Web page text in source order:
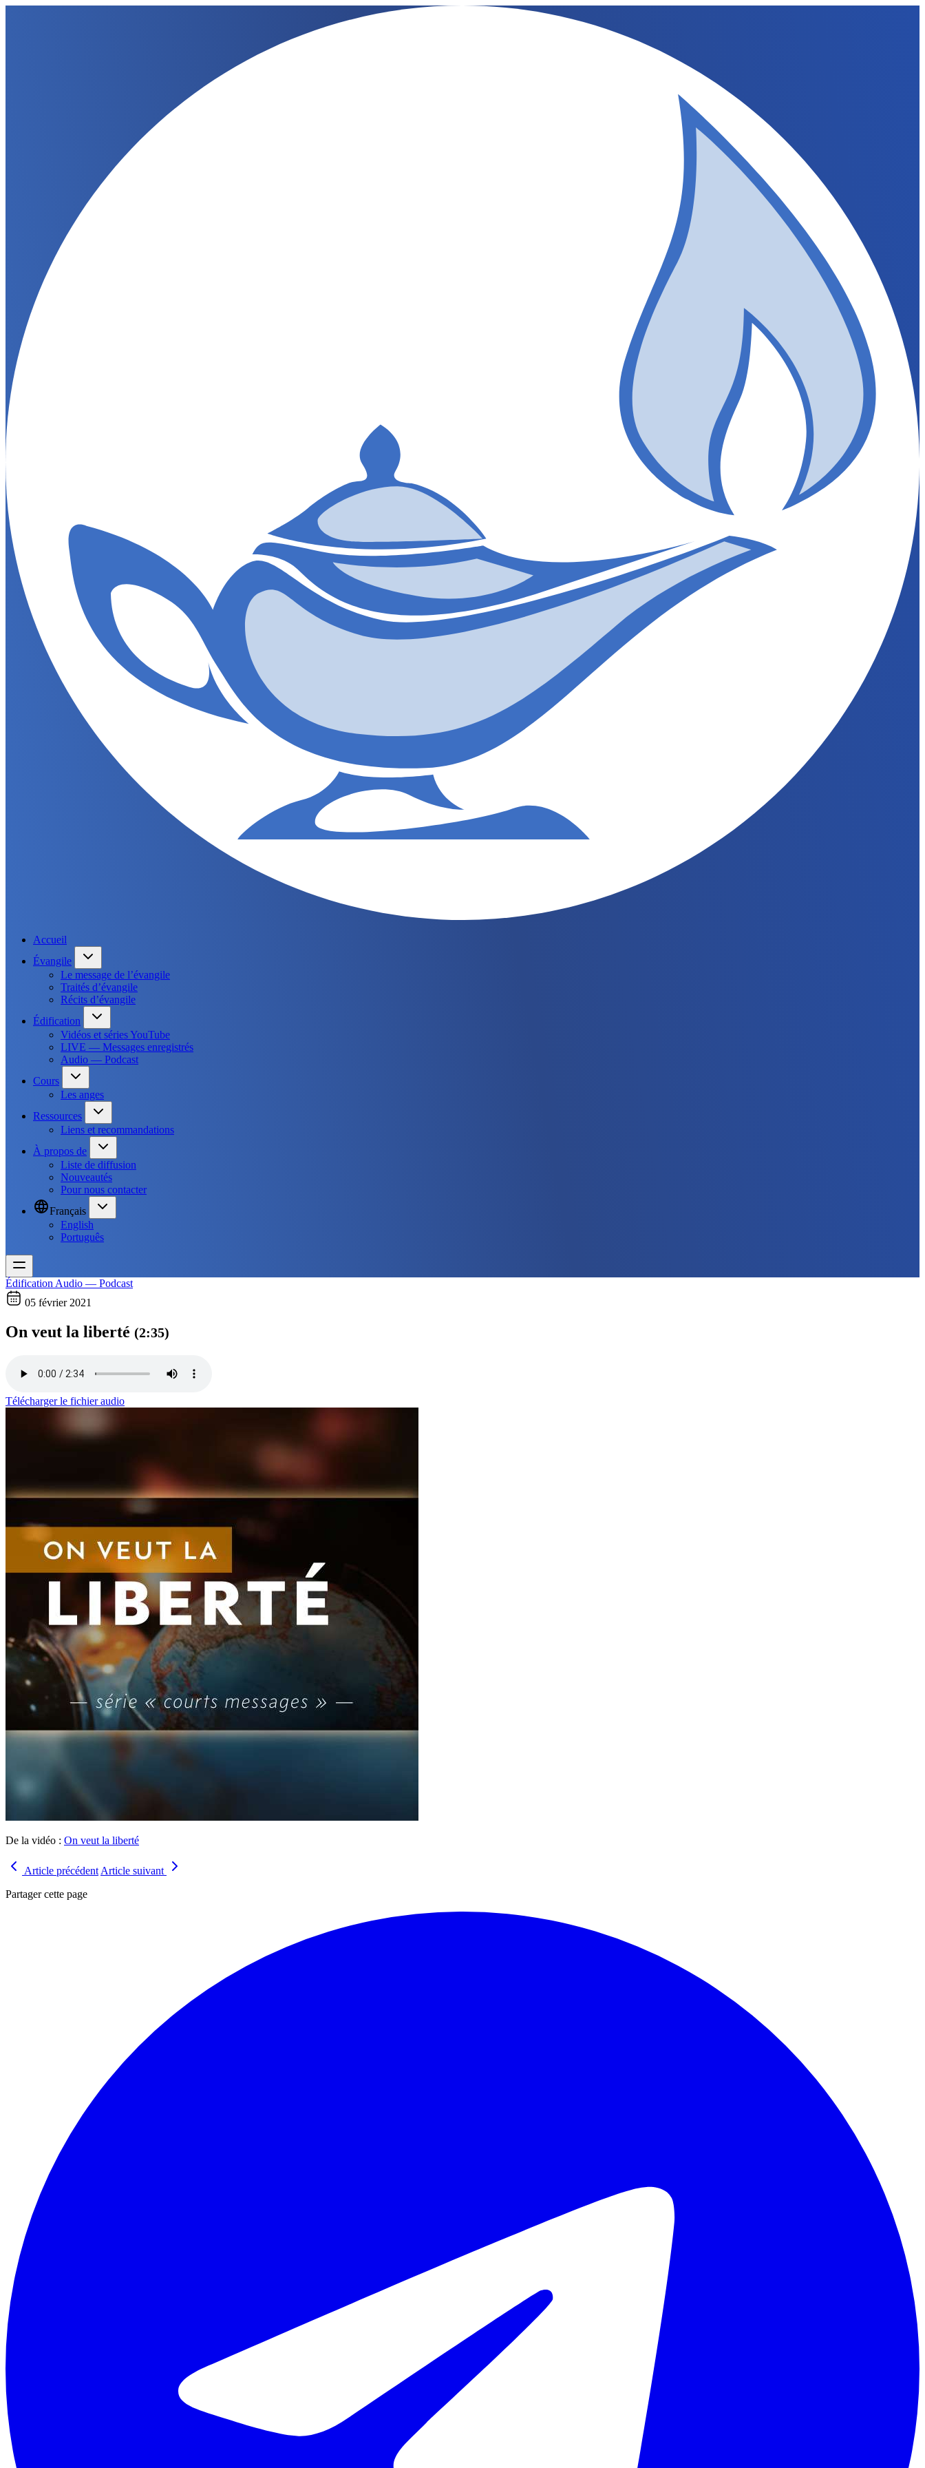
Accueil
Évangile
Le message de l’évangile
Traités d’évangile
Récits d’évangile
Édification
Vidéos et séries YouTube
LIVE — Messages enregistrés
Audio — Podcast
Cours
Les anges
Ressources
Liens et recommandations
À propos de
Liste de diffusion
Nouveautés
Pour nous contacter
Français
English
Português
Édification Audio — Podcast
05 février 2021
On veut la liberté (2:35)
Télécharger le fichier audio
De la vidéo : On veut la liberté
Article précédent Article suivant
Partager cette page